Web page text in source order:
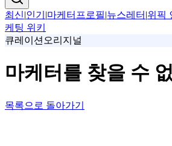
최신|인기 |마케터프로필|뉴스레터 |위픽
케팅 위키
큐레이션 오리지널
마케터를 찾을 수
목록으로 돌아가기